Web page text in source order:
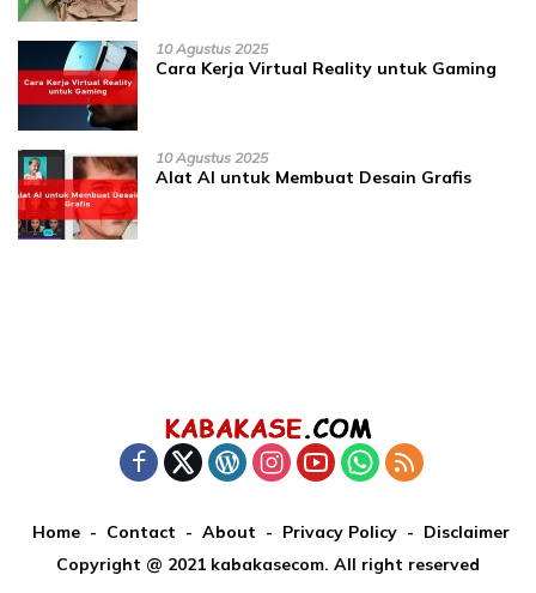
10 Agustus 2025
Cara Kerja Virtual Reality untuk Gaming
10 Agustus 2025
Alat AI untuk Membuat Desain Grafis
Home Contact About Privacy Policy
Disclaimer
Copyright @ 2021 kabakasecom. All right reserved